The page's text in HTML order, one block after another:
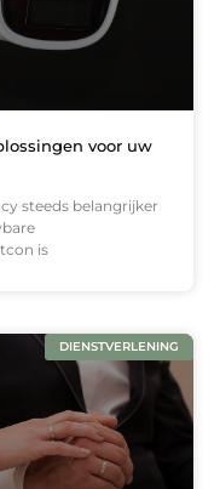
voor uw
steeds belangrijker
is
DIENSTVERLENING